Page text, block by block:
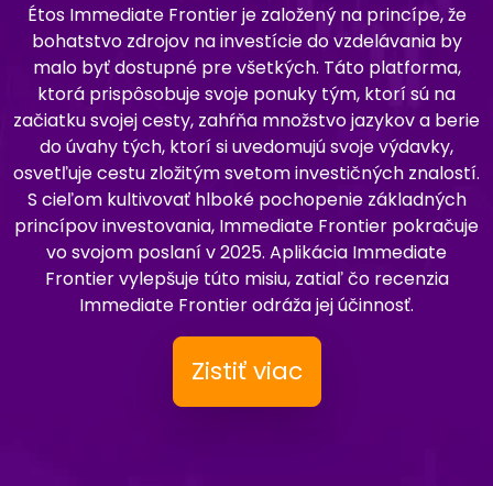
Étos Immediate Frontier je založený na princípe, že
bohatstvo zdrojov na investície do vzdelávania by
malo byť dostupné pre všetkých. Táto platforma,
ktorá prispôsobuje svoje ponuky tým, ktorí sú na
začiatku svojej cesty, zahŕňa množstvo jazykov a berie
do úvahy tých, ktorí si uvedomujú svoje výdavky,
osvetľuje cestu zložitým svetom investičných znalostí.
S cieľom kultivovať hlboké pochopenie základných
princípov investovania, Immediate Frontier pokračuje
vo svojom poslaní v 2025. Aplikácia Immediate
Frontier vylepšuje túto misiu, zatiaľ čo recenzia
Immediate Frontier odráža jej účinnosť.
Zistiť viac